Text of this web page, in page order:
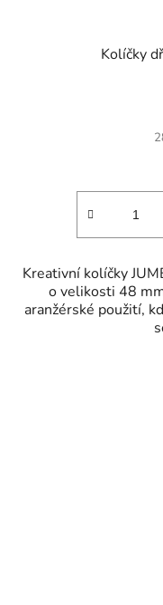
Kolíčky
Kreativní kolíčky
o velikosti 48
aranžérské použití,